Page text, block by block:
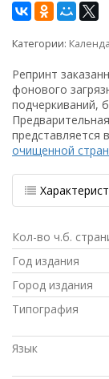
Категории:
Репринт
фонового
подчеркиваний,
представляется
очищенной
Кол-во ч.б.
Год издания
Город издания
Типография
Язык